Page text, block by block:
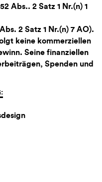
Abs.. 2 Satz 1 Nr.(n) 1
2 Satz 1 Nr.(n) 7 AO).
keine kommerziellen
Seine finanziellen
Spenden und